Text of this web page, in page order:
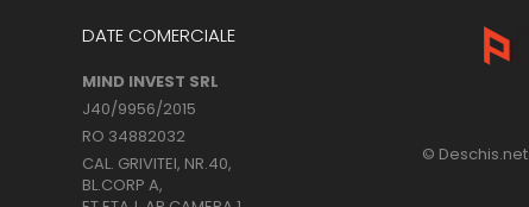
DATE COMERCIALE
MIND INVEST SRL
J40/9956/2015
RO 34882032
CAL. GRIVITEI, NR.40,
BL.CORP A,
© Deschis.net